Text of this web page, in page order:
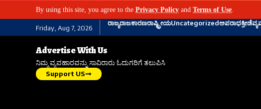
By using this site, you agree to the Privacy Policy and Terms of Use
Friday, Aug 7, 2026
ರಾಜ್ಯರಾಜಕಾರಣರಾಷ್ಟ್ರೀಯUncategorizedಅಪರಾಧಕ್ರೀಡೆ
Advertise With Us
ನಿಮ್ಮ ವ್ಯವಹಾರವನ್ನು ಸಾವಿರಾರು ಓದುಗರಿಗೆ ತಲುಪಿಸಿ
Support US